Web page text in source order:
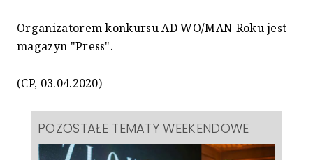
Organizatorem konkursu AD WO/MAN Roku jest
magazyn "Press".
(CP, 03.04.2020)
POZOSTAŁE TEMATY WEEKENDOWE